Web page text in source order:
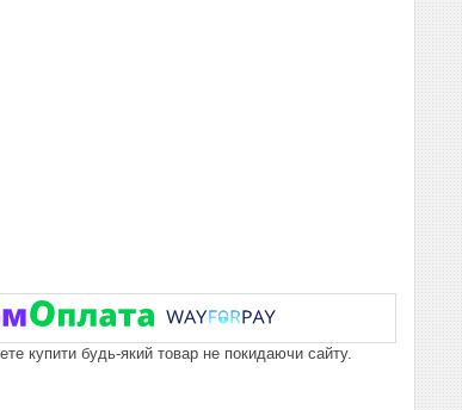
купити будь-який товар не покидаючи сайту.